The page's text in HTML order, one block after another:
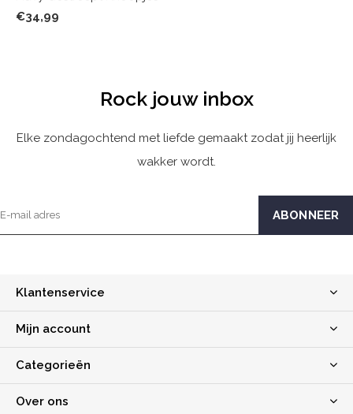
€34,99
Rock jouw inbox
Elke zondagochtend met liefde gemaakt zodat jij heerlijk
wakker wordt.
Klantenservice
Mijn account
Categorieën
Over ons